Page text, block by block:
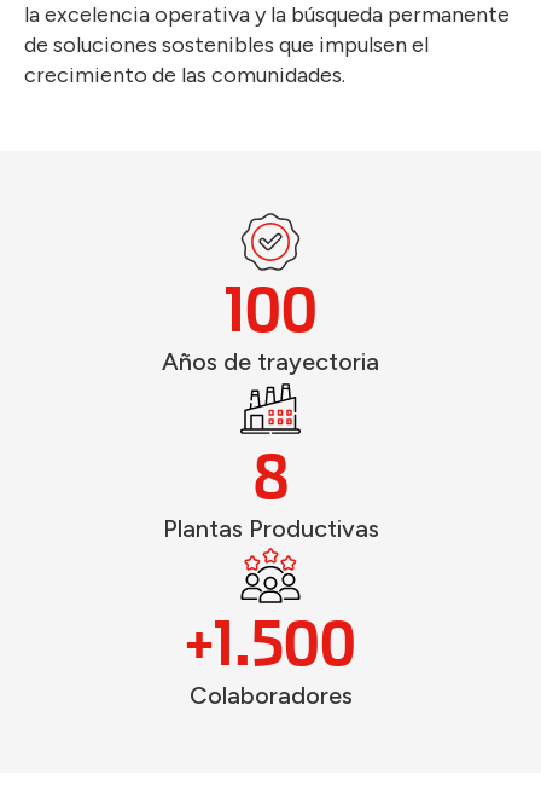
la excelencia operativa y la búsqueda permanente
de soluciones sostenibles que impulsen el
crecimiento de las comunidades.
Años de trayectoria
100
Plantas Productivas
8
Colaboradores
+1.500